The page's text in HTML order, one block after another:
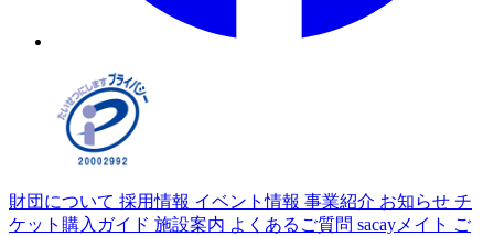
財団について 採用情報 イベント情報 事業紹介 お知らせ チ
ケット購入ガイド 施設案内 よくあるご質問 sacayメイト ご